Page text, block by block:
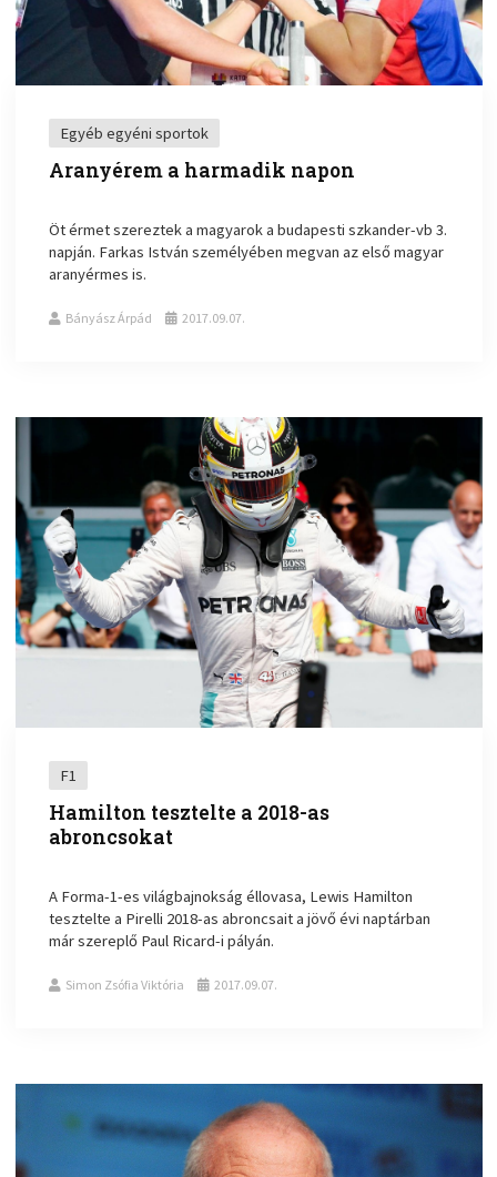
Egyéb egyéni sportok
Aranyérem a harmadik napon
Öt érmet szereztek a magyarok a budapesti szkander-vb 3.
napján. Farkas István személyében megvan az első magyar
aranyérmes is.
Bányász Árpád 2017.09.07.
F1
Hamilton tesztelte a 2018-as
abroncsokat
A Forma-1-es világbajnokság éllovasa, Lewis Hamilton
tesztelte a Pirelli 2018-as abroncsait a jövő évi naptárban
már szereplő Paul Ricard-i pályán.
Simon Zsófia Viktória 2017.09.07.